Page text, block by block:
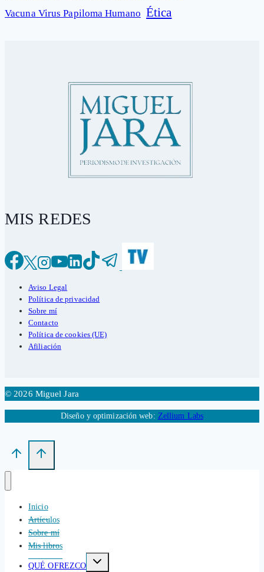
Vacuna Virus Papiloma Humano Ética
MIS REDES
Aviso Legal
Política de privacidad
Sobre mí
Contacto
Política de cookies (UE)
Afiliación
© 2026 Miguel Jara
Diseño y optimización web: Zellium Labs
Inicio
Artículos
Sobre mí
Mis libros
QUÉ OFREZCO
Alternar